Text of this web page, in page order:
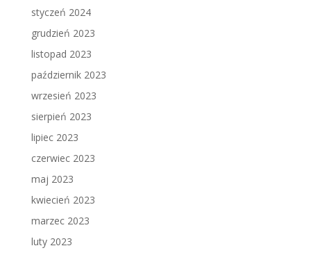
styczeń 2024
grudzień 2023
listopad 2023
październik 2023
wrzesień 2023
sierpień 2023
lipiec 2023
czerwiec 2023
maj 2023
kwiecień 2023
marzec 2023
luty 2023